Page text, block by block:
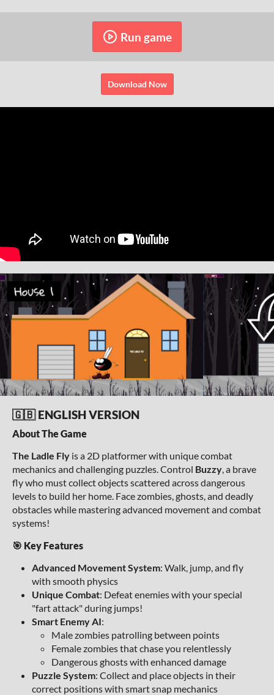
Run game
Download Now
🇬🇧 ENGLISH VERSION
About The Game
The Ladle Fly is a 2D platformer with unique combat
mechanics and challenging puzzles. Control Buzzy , a brave
fly who must collect objects scattered across dangerous
levels to build her home. Face zombies, ghosts, and deadly
obstacles while mastering advanced movement and combat
systems!
🎯 Key Features
Advanced Movement System: Walk, jump, and fly
with smooth physics
Unique Combat: Defeat enemies with your special
"fart attack" during jumps!
Smart Enemy AI:
Male zombies patrolling between points
Female zombies that chase you relentlessly
Dangerous ghosts with enhanced damage
Puzzle System: Collect and place objects in their
correct positions with smart snap mechanics